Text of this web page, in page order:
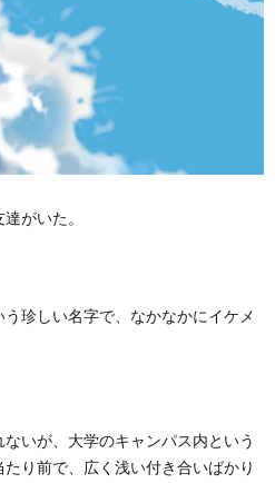
がいた。
珍しい名字で、なかなかにイケメ
いが、大学のキャンパス内という
り前で、広く浅い付き合いばかり